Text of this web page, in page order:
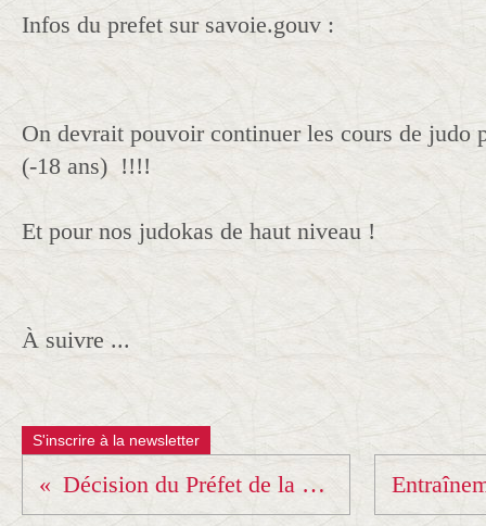
Infos du prefet sur savoie.gouv :
On devrait pouvoir continuer les cours de judo
(-18 ans) !!!!
Et pour nos judokas de haut niveau !
À suivre ...
S'inscrire à la newsletter
Décision du Préfet de la Savoie...